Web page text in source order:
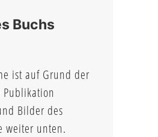
Buchs
ist auf Grund der
Publikation
Bilder des
weiter unten.